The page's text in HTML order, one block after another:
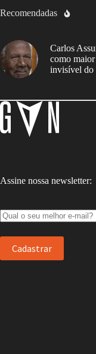
Recomendadas
Carlos
como
invisível do
Assine nossa newsletter: